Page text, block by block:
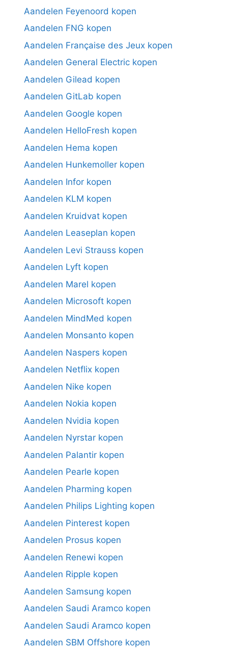
Aandelen Feyenoord kopen
Aandelen FNG kopen
Aandelen Française des Jeux kopen
Aandelen General Electric kopen
Aandelen Gilead kopen
Aandelen GitLab kopen
Aandelen Google kopen
Aandelen HelloFresh kopen
Aandelen Hema kopen
Aandelen Hunkemoller kopen
Aandelen Infor kopen
Aandelen KLM kopen
Aandelen Kruidvat kopen
Aandelen Leaseplan kopen
Aandelen Levi Strauss kopen
Aandelen Lyft kopen
Aandelen Marel kopen
Aandelen Microsoft kopen
Aandelen MindMed kopen
Aandelen Monsanto kopen
Aandelen Naspers kopen
Aandelen Netflix kopen
Aandelen Nike kopen
Aandelen Nokia kopen
Aandelen Nvidia kopen
Aandelen Nyrstar kopen
Aandelen Palantir kopen
Aandelen Pearle kopen
Aandelen Pharming kopen
Aandelen Philips Lighting kopen
Aandelen Pinterest kopen
Aandelen Prosus kopen
Aandelen Renewi kopen
Aandelen Ripple kopen
Aandelen Samsung kopen
Aandelen Saudi Aramco kopen
Aandelen Saudi Aramco kopen
Aandelen SBM Offshore kopen